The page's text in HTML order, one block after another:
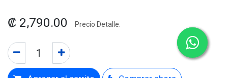
₡ 2,790.00 Precio Detalle.